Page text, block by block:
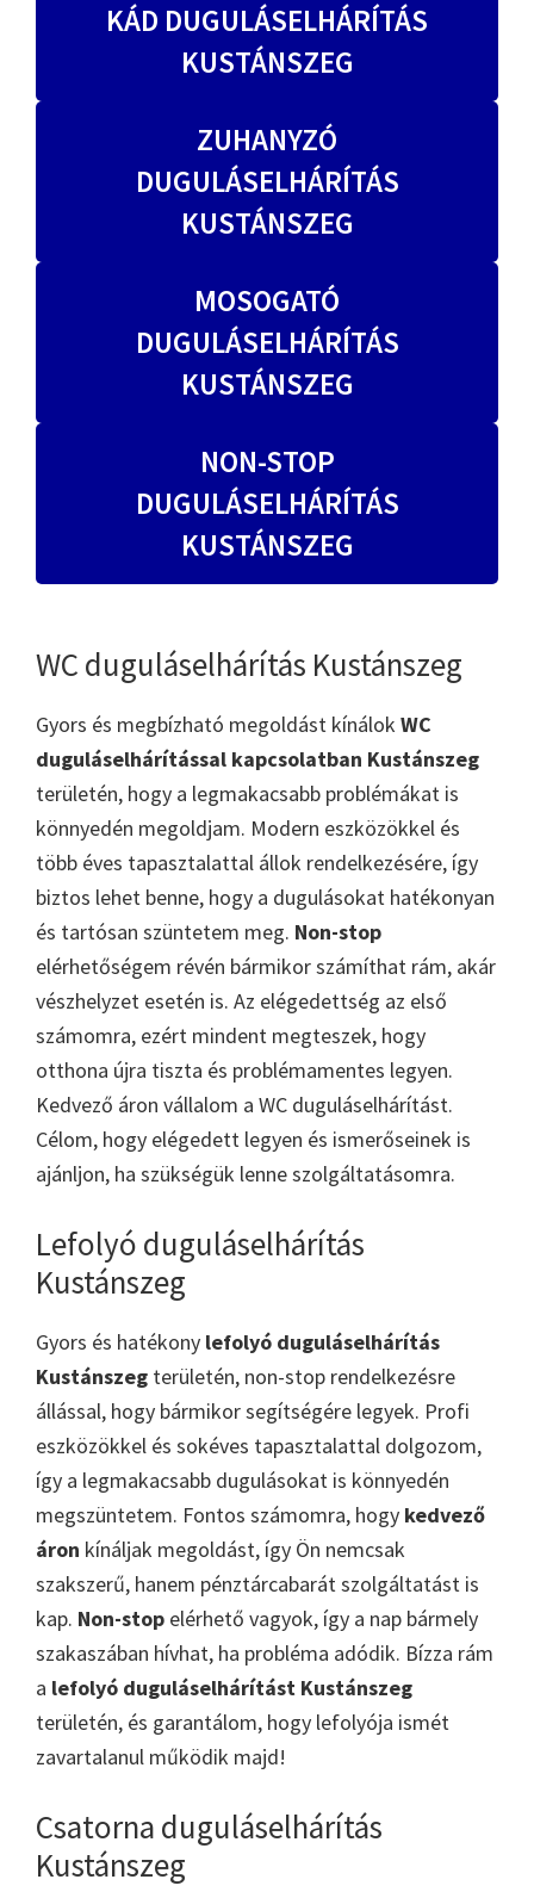
KÁD DUGULÁSELHÁRÍTÁS
KUSTÁNSZEG
ZUHANYZÓ
DUGULÁSELHÁRÍTÁS
KUSTÁNSZEG
MOSOGATÓ
DUGULÁSELHÁRÍTÁS
KUSTÁNSZEG
NON-STOP
DUGULÁSELHÁRÍTÁS
KUSTÁNSZEG
WC duguláselhárítás Kustánszeg
Gyors és megbízható megoldást kínálok WC
duguláselhárítással kapcsolatban Kustánszeg
területén, hogy a legmakacsabb problémákat is
könnyedén megoldjam. Modern eszközökkel és
több éves tapasztalattal állok rendelkezésére, így
biztos lehet benne, hogy a dugulásokat hatékonyan
és tartósan szüntetem meg. Non-stop
elérhetőségem révén bármikor számíthat rám, akár
vészhelyzet esetén is. Az elégedettség az első
számomra, ezért mindent megteszek, hogy
otthona újra tiszta és problémamentes legyen.
Kedvező áron vállalom a WC duguláselhárítást.
Célom, hogy elégedett legyen és ismerőseinek is
ajánljon, ha szükségük lenne szolgáltatásomra.
Lefolyó duguláselhárítás
Kustánszeg
Gyors és hatékony lefolyó duguláselhárítás
Kustánszeg területén, non-stop rendelkezésre
állással, hogy bármikor segítségére legyek. Profi
eszközökkel és sokéves tapasztalattal dolgozom,
így a legmakacsabb dugulásokat is könnyedén
megszüntetem. Fontos számomra, hogy kedvező
áron kínáljak megoldást, így Ön nemcsak
szakszerű, hanem pénztárcabarát szolgáltatást is
kap. Non-stop elérhető vagyok, így a nap bármely
szakaszában hívhat, ha probléma adódik. Bízza rám
a lefolyó duguláselhárítást Kustánszeg
területén, és garantálom, hogy lefolyója ismét
zavartalanul működik majd!
Csatorna duguláselhárítás
Kustánszeg